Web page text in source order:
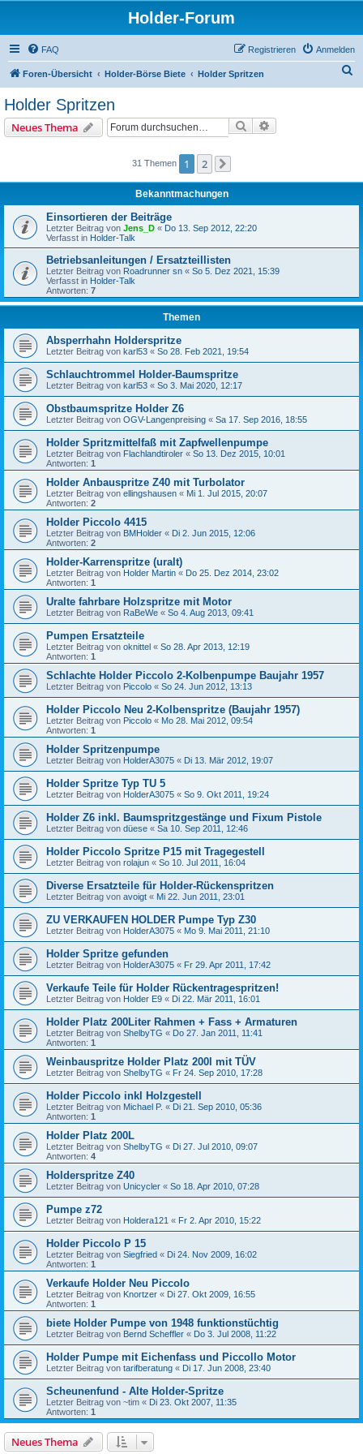
Holder-Forum
FAQ Anmelden
Registrieren
Foren-Übersicht Holder-Börse Biete Holder Spritzen
Holder Spritzen
Neues Thema Suche
31 Themen 1 2
Bekanntmachungen
Einsortieren der Beiträge
Letzter Beitrag von Jens_D « Do 13. Sep 2012, 22:20
Verfasst in Holder-Talk
Betriebsanleitungen / Ersatzteillisten
Letzter Beitrag von Roadrunner sn « So 5. Dez 2021, 15:39
Verfasst in Holder-Talk
Antworten: 7
Themen
Absperrhahn Holderspritze
Letzter Beitrag von karl53 « So 28. Feb 2021, 19:54
Schlauchtrommel Holder-Baumspritze
Letzter Beitrag von karl53 « So 3. Mai 2020, 12:17
Obstbaumspritze Holder Z6
Letzter Beitrag von OGV-Langenpreising « Sa 17. Sep 2016, 18:55
Holder Spritzmittelfaß mit Zapfwellenpumpe
Letzter Beitrag von Flachlandtiroler « So 13. Dez 2015, 10:01
Antworten: 1
Holder Anbauspritze Z40 mit Turbolator
Letzter Beitrag von ellingshausen « Mi 1. Jul 2015, 20:07
Antworten: 2
Holder Piccolo 4415
Letzter Beitrag von BMHolder « Di 2. Jun 2015, 12:06
Antworten: 2
Holder-Karrenspritze (uralt)
Letzter Beitrag von Holder Martin « Do 25. Dez 2014, 23:02
Antworten: 1
Uralte fahrbare Holzspritze mit Motor
Letzter Beitrag von RaBeWe « So 4. Aug 2013, 09:41
Pumpen Ersatzteile
Letzter Beitrag von oknittel « So 28. Apr 2013, 12:19
Antworten: 1
Schlachte Holder Piccolo 2-Kolbenpumpe Baujahr 1957
Letzter Beitrag von Piccolo « So 24. Jun 2012, 13:13
Holder Piccolo Neu 2-Kolbenspritze (Baujahr 1957)
Letzter Beitrag von Piccolo « Mo 28. Mai 2012, 09:54
Antworten: 1
Holder Spritzenpumpe
Letzter Beitrag von HolderA3075 « Di 13. Mär 2012, 19:07
Holder Spritze Typ TU 5
Letzter Beitrag von HolderA3075 « So 9. Okt 2011, 19:24
Holder Z6 inkl. Baumspritzgestänge und Fixum Pistole
Letzter Beitrag von düese « Sa 10. Sep 2011, 12:46
Holder Piccolo Spritze P15 mit Tragegestell
Letzter Beitrag von rolajun « So 10. Jul 2011, 16:04
Diverse Ersatzteile für Holder-Rückenspritzen
Letzter Beitrag von avoigt « Mi 22. Jun 2011, 23:01
ZU VERKAUFEN HOLDER Pumpe Typ Z30
Letzter Beitrag von HolderA3075 « Mo 9. Mai 2011, 21:10
Holder Spritze gefunden
Letzter Beitrag von HolderA3075 « Fr 29. Apr 2011, 17:42
Verkaufe Teile für Holder Rückentragespritzen!
Letzter Beitrag von Holder E9 « Di 22. Mär 2011, 16:01
Holder Platz 200Liter Rahmen + Fass + Armaturen
Letzter Beitrag von ShelbyTG « Do 27. Jan 2011, 11:41
Antworten: 1
Weinbauspritze Holder Platz 200l mit TÜV
Letzter Beitrag von ShelbyTG « Fr 24. Sep 2010, 17:28
Holder Piccolo inkl Holzgestell
Letzter Beitrag von Michael P. « Di 21. Sep 2010, 05:36
Antworten: 1
Holder Platz 200L
Letzter Beitrag von ShelbyTG « Di 27. Jul 2010, 09:07
Antworten: 4
Holderspritze Z40
Letzter Beitrag von Unicycler « So 18. Apr 2010, 07:28
Pumpe z72
Letzter Beitrag von Holdera121 « Fr 2. Apr 2010, 15:22
Holder Piccolo P 15
Letzter Beitrag von Siegfried « Di 24. Nov 2009, 16:02
Antworten: 1
Verkaufe Holder Neu Piccolo
Letzter Beitrag von Knortzer « Di 27. Okt 2009, 16:55
Antworten: 1
biete Holder Pumpe von 1948 funktionstüchtig
Letzter Beitrag von Bernd Scheffler « Do 3. Jul 2008, 11:22
Holder Pumpe mit Eichenfass und Piccollo Motor
Letzter Beitrag von tarifberatung « Di 17. Jun 2008, 23:40
Scheunenfund - Alte Holder-Spritze
Letzter Beitrag von ~tim « Di 23. Okt 2007, 11:35
Antworten: 1
Neues Thema